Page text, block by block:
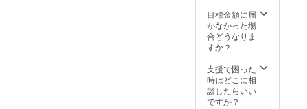
願いいたしま
す。HPに関しま
しては、1月15
日を過ぎまして
ございます。ご
準備頂けるよう
お願いいたしま
す。
目標金額に届
かなかった場
合どうなりま
すか？
支援で困った
時はどこに相
談したらいい
ですか？